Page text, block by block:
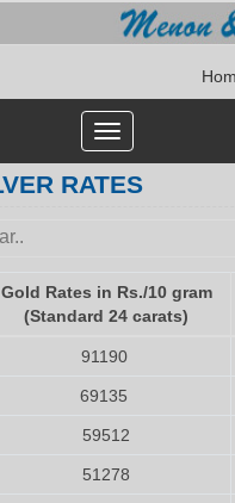
Toggle
navigation
RATES
Gold Rates in Rs./10 gram
(Standard 24 carats)
91190
69135
59512
51278